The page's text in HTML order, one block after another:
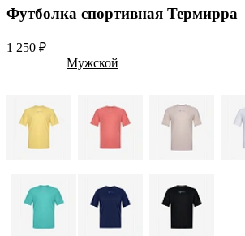
Футболка спортивная Термирра
1 250 ₽
Мужской